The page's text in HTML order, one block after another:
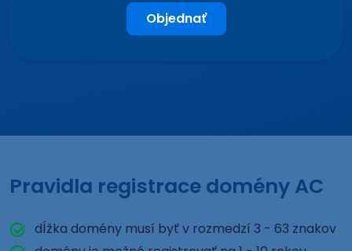
Objednať
Pravidla registrace domény AC
dĺžka domény musí byť v rozmedzí 3 - 63 znakov